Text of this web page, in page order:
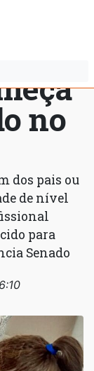
no
dos pais ou
de nível
para
Senado